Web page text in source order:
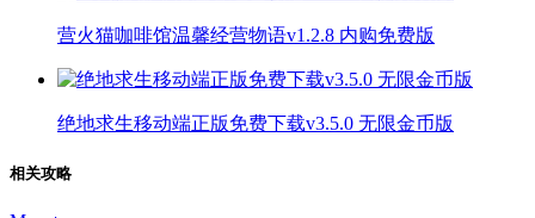
营火猫咖啡馆温馨经营物语v1.2.8 内购免费版
绝地求生移动端正版免费下载v3.5.0 无限金币版
相关攻略